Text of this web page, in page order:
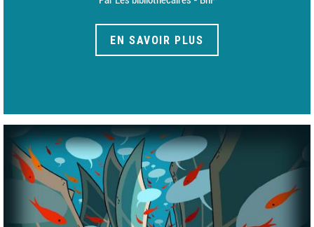
EN SAVOIR PLUS